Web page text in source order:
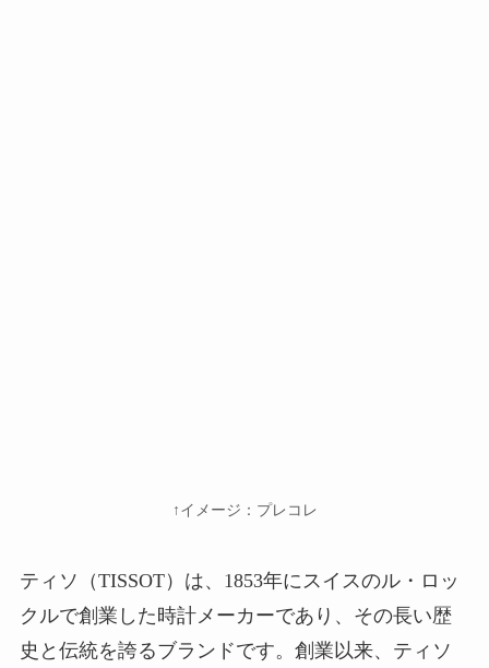
↑イメージ：プレコレ
ティソ（TISSOT）は、1853年にスイスのル・ロッ
クルで創業した時計メーカーであり、その長い歴
史と伝統を誇るブランドです。創業以来、ティソ